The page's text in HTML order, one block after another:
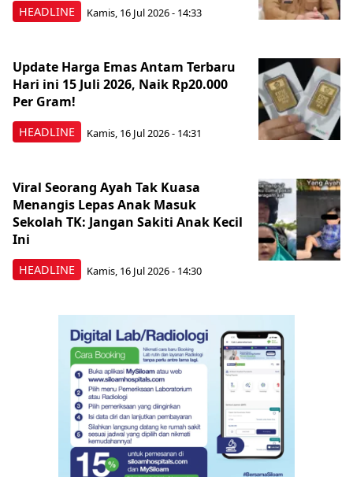
HEADLINE Kamis, 16 Jul 2026 - 14:33
HEADLINE
Update Harga Emas Antam Terbaru
Hari ini 15 Juli 2026, Naik Rp20.000
Per Gram!
Kamis, 16 Jul 2026 - 14:31
HEADLINE
Viral Seorang Ayah Tak Kuasa
Menangis Lepas Anak Masuk
Sekolah TK: Jangan Sakiti Anak Kecil
Ini
Kamis, 16 Jul 2026 - 14:30